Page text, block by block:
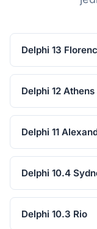
Delphi 13
Delphi 12 Athens
Delphi 11
Delphi 10.4
Delphi 10.3 Rio